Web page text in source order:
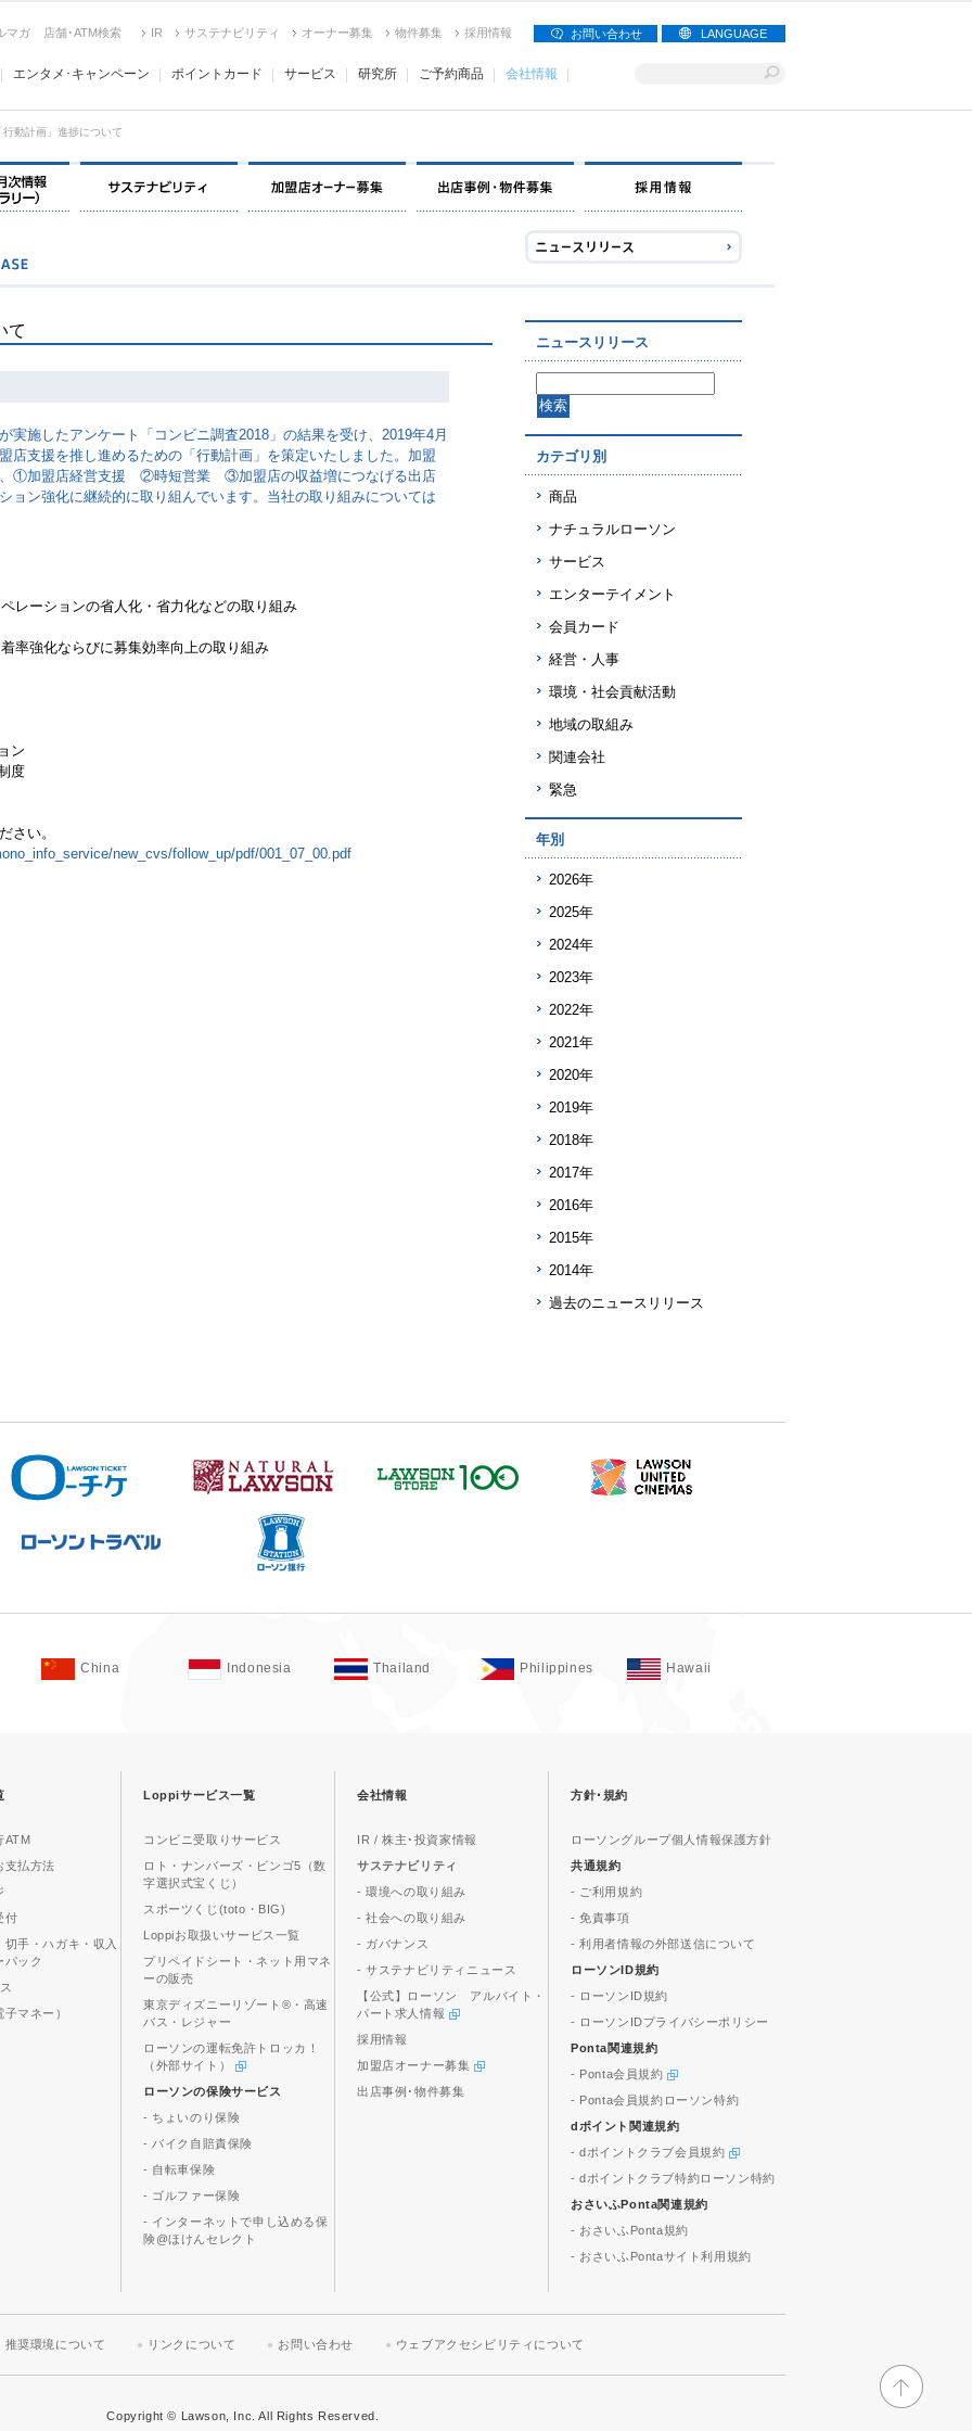
マガ 店舗･ATM検索 IR サステナビリティ オーナー募集 物件募集 採用情報 お問い合わせ LANGUAGE
エンタメ･キャンペーン ポイントカード サービス 研究所 ご予約商品 会社情報
動計画」進捗について
て
実施したアンケート「コンビニ調査2018」の結果を受け、2019年4月
店支援を推し進めるための「行動計画」を策定いたしました。加盟
、①加盟店経営支援 ②時短営業 ③加盟店の収益増につなげる出店
ン強化に継続的に取り組んでいます。当社の取り組みについては
レーションの省人化・省力化などの取り組み
率強化ならびに募集効率向上の取り組み
ン
度
さい。
new_cvs/follow_up/pdf/001_07_00.pdf
ニュースリリース
カテゴリ別
商品
ナチュラルローソン
サービス
エンターテイメント
会員カード
経営・人事
環境・社会貢献活動
地域の取組み
関連会社
緊急
年別
2026年
2025年
2024年
2023年
2022年
2021年
2020年
2019年
2018年
2017年
2016年
2015年
2014年
過去のニュースリリース
China Indonesia Thailand Philippines Hawaii
ATM
支払方法
付
手・ハガキ・収入
パック
マネー）
Loppiサービス一覧
コンビニ受取りサービス
ロト・ナンバーズ・ビンゴ5（数
字選択式宝くじ）
スポーツくじ(toto・BIG)
Loppiお取扱いサービス一覧
プリペイドシート・ネット用マネ
ーの販売
東京ディズニーリゾート®・高速
バス・レジャー
ローソンの運転免許トロッカ！
（外部サイト）
ローソンの保険サービス
- ちょいのり保険
- バイク自賠責保険
- 自転車保険
- ゴルファー保険
- インターネットで申し込める保
険@ほけんセレクト
会社情報
IR / 株主･投資家情報
サステナビリティ
- 環境への取り組み
- 社会への取り組み
- ガバナンス
- サステナビリティニュース
【公式】ローソン アルバイト・
パート求人情報
採用情報
加盟店オーナー募集
出店事例･物件募集
方針･規約
ローソングループ個人情報保護方針
共通規約
- ご利用規約
- 免責事項
- 利用者情報の外部送信について
ローソンID規約
- ローソンID規約
- ローソンIDプライバシーポリシー
Ponta関連規約
- Ponta会員規約
- Ponta会員規約ローソン特約
dポイント関連規約
- dポイントクラブ会員規約
- dポイントクラブ特約ローソン特約
おさいふPonta関連規約
- おさいふPonta規約
- おさいふPontaサイト利用規約
推奨環境について リンクについて お問い合わせ ウェブアクセシビリティについて
Copyright © Lawson, Inc. All Rights Reserved.